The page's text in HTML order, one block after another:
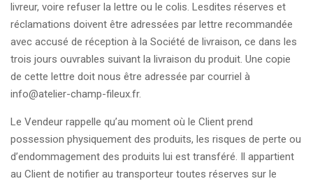
livreur, voire refuser la lettre ou le colis. Lesdites réserves et
réclamations doivent être adressées par lettre recommandée
avec accusé de réception à la Société de livraison, ce dans les
trois jours ouvrables suivant la livraison du produit. Une copie
de cette lettre doit nous être adressée par courriel à
info@atelier-champ-fileux.fr.
Le Vendeur rappelle qu’au moment où le Client prend
possession physiquement des produits, les risques de perte ou
d’endommagement des produits lui est transféré. Il appartient
au Client de notifier au transporteur toutes réserves sur le